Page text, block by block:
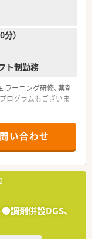
）
ト制勤務
ラーニング研修、薬剤
ログラムもございま
い合わせ
調剤併設DGS、